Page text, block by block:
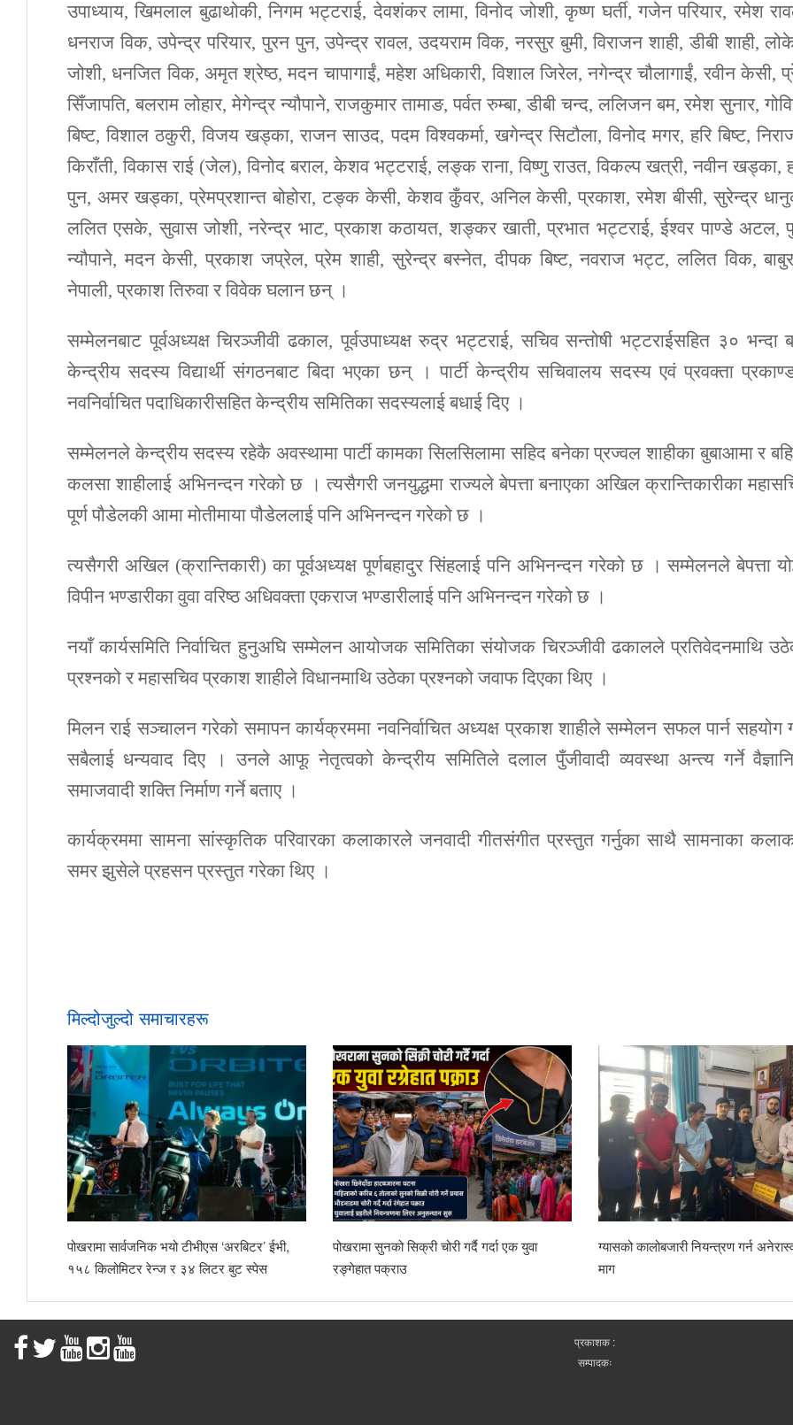
उपाध्याय, खिमलाल बुढाथोकी, निगम भट्टराई, देवशंकर लामा, विनोद जोशी, कृष्ण घर्ती, गजेन परियार, रमेश
धनराज विक, उपेन्द्र परियार, पुरन पुन, उपेन्द्र रावल, उदयराम विक, नरसुर बुमी, विराजन शाही, डीबी शाही,
जोशी, धनजित विक, अमृत श्रेष्ठ, मदन चापागाईं, महेश अधिकारी, विशाल जिरेल, नगेन्द्र चौलागाईं, रवीन केसी,
सिँजापति, बलराम लोहार, मेगेन्द्र न्यौपाने, राजकुमार तामाङ, पर्वत रुम्बा, डीबी चन्द, ललिजन बम, रमेश सुनार,
बिष्ट, विशाल ठकुरी, विजय खड्का, राजन साउद, पदम विश्वकर्मा, खगेन्द्र सिटौला, विनोद मगर, हरि बिष्ट,
किराँती, विकास राई (जेल), विनोद बराल, केशव भट्टराई, लङ्क राना, विष्णु राउत, विकल्प खत्री, नवीन खड्का,
पुन, अमर खड्का, प्रेमप्रशान्त बोहोरा, टङ्क केसी, केशव कुँवर, अनिल केसी, प्रकाश, रमेश बीसी, सुरेन्द्र
ललित एसके, सुवास जोशी, नरेन्द्र भाट, प्रकाश कठायत, शङ्कर खाती, प्रभात भट्टराई, ईश्वर पाण्डे अटल,
न्यौपाने, मदन केसी, प्रकाश जप्रेल, प्रेम शाही, सुरेन्द्र बस्नेत, दीपक बिष्ट, नवराज भट्ट, ललित विक,
नेपाली, प्रकाश तिरुवा र विवेक घलान छन् ।
सम्मेलनबाट पूर्वअध्यक्ष चिरञ्जीवी ढकाल, पूर्वउपाध्यक्ष रुद्र भट्टराई, सचिव सन्तोषी भट्टराईसहित ३० भन्दा
केन्द्रीय सदस्य विद्यार्थी संगठनबाट बिदा भएका छन् । पार्टी केन्द्रीय सचिवालय सदस्य एवं प्रवक्ता
नवनिर्वाचित पदाधिकारीसहित केन्द्रीय समितिका सदस्यलाई बधाई दिए ।
सम्मेलनले केन्द्रीय सदस्य रहेकै अवस्थामा पार्टी कामका सिलसिलामा सहिद बनेका प्रज्वल शाहीका बुबाआमा र
कलसा शाहीलाई अभिनन्दन गरेको छ । त्यसैगरी जनयुद्धमा राज्यले बेपत्ता बनाएका अखिल क्रान्तिकारीका
पूर्ण पौडेलकी आमा मोतीमाया पौडेललाई पनि अभिनन्दन गरेको छ ।
त्यसैगरी अखिल (क्रान्तिकारी) का पूर्वअध्यक्ष पूर्णबहादुर सिंहलाई पनि अभिनन्दन गरेको छ । सम्मेलनले बेपत्ता
विपीन भण्डारीका वुवा वरिष्ठ अधिवक्ता एकराज भण्डारीलाई पनि अभिनन्दन गरेको छ ।
नयाँ कार्यसमिति निर्वाचित हुनुअघि सम्मेलन आयोजक समितिका संयोजक चिरञ्जीवी ढकालले प्रतिवेदनमाथि
प्रश्नको र महासचिव प्रकाश शाहीले विधानमाथि उठेका प्रश्नको जवाफ दिएका थिए ।
मिलन राई सञ्चालन गरेको समापन कार्यक्रममा नवनिर्वाचित अध्यक्ष प्रकाश शाहीले सम्मेलन सफल पार्न सहयोग
सबैलाई धन्यवाद दिए । उनले आफू नेतृत्वको केन्द्रीय समितिले दलाल पुँजीवादी व्यवस्था अन्त्य गर्ने
समाजवादी शक्ति निर्माण गर्ने बताए ।
कार्यक्रममा सामना सांस्कृतिक परिवारका कलाकारले जनवादी गीतसंगीत प्रस्तुत गर्नुका साथै सामनाका
समर झुसेले प्रहसन प्रस्तुत गरेका थिए ।
मिल्दोजुल्दो समाचारहरू
पोखरामा सार्वजनिक भयो टीभीएस ‘अरबिटर’ ईभी,
१५८ किलोमिटर रेन्ज र ३४ लिटर बुट स्पेस
पोखरामा सुनको सिक्री चोरी गर्दै गर्दा एक युवा
रङ्गेहात पक्राउ
ग्यासको कालोबजारी नियन्त्रण गर्न अनेरास्ववियुको
प्रकाशक :
सम्पादकः